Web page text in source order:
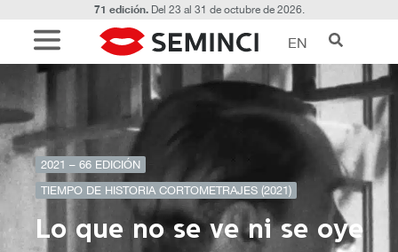
71 edición.Del 23 al 31 de octubre de 2026.
EN
2021 – 66 EDICIÓN
TIEMPO DE HISTORIA CORTOMETRAJES (2021)
Lo que no se ve ni se oye